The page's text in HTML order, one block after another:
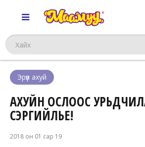
Хайх
Эрүүл ахуй
АХУЙН ОСЛООС
СЭРГИЙЛЬЕ!
2018 он 01 сар 19